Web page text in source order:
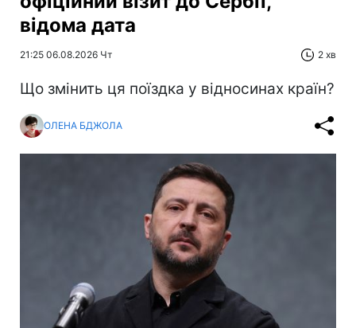
відома дата
21:25 06.08.2026 Чт 2 хв
Що змінить ця поїздка у відносинах країн?
ОЛЕНА БДЖОЛА